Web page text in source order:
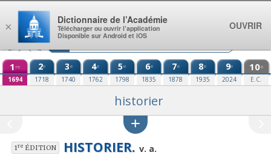
Aller au contenu
1 re
1694
2e
1718
3e
1740
4e
1762
5e
1798
6e
1835
7e
1878
8e
1935
9e
2024
10e
E.C.
historier
1reÉDITION HISTORIER. v. a.
×
Dictionnaire de l’Académie
Télécharger ou ouvrir l’application
Disponible sur Android et iOS
OUVRIR